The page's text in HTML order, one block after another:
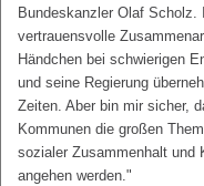
Bundeskanzler Olaf
vertrauensvolle
Händchen bei schwierigen
und seine Regierung
Zeiten. Aber bin mir sicher,
Kommunen die großen
sozialer Zusammenhalt und
angehen werden."